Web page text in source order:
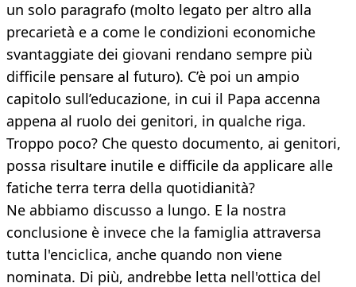
un solo paragrafo (molto legato per altro alla
precarietà e a come le condizioni economiche
svantaggiate dei giovani rendano sempre più
difficile pensare al futuro). C’è poi un ampio
capitolo sull’educazione, in cui il Papa accenna
appena al ruolo dei genitori, in qualche riga.
Troppo poco? Che questo documento, ai genitori,
possa risultare inutile e difficile da applicare alle
fatiche terra terra della quotidianità?
Ne abbiamo discusso a lungo. E la nostra
conclusione è invece che la famiglia attraversa
tutta l'enciclica, anche quando non viene
nominata. Di più, andrebbe letta nell'ottica del